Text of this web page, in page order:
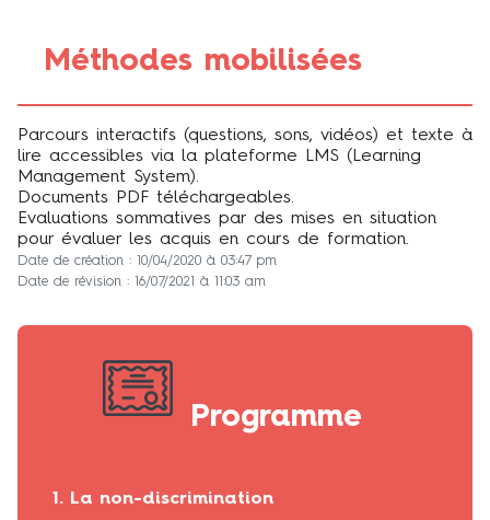
Méthodes mobilisées
Parcours interactifs (questions, sons, vidéos) et texte à
lire accessibles via la plateforme LMS (Learning
Management System).
Documents PDF téléchargeables.
Evaluations sommatives par des mises en situation
pour évaluer les acquis en cours de formation.
Date de création : 10/04/2020 à 03:47 pm
Date de révision : 16/07/2021 à 11:03 am
Programme
1. La non-discrimination